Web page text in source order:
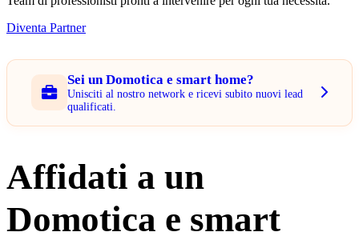
Diventa Partner
Sei un Domotica e smart home?
Unisciti al nostro network e ricevi subito nuovi lead
qualificati.
Affidati a un
Domotica e smart